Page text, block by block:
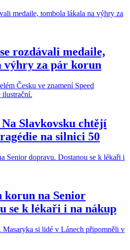
rozdávali medaile,
výhry za pár korun
Slavkovsku chtějí
na silnici 50
korun na Senior
se k lékaři i na nákup